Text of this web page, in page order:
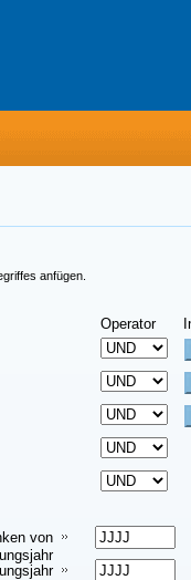
anfügen.
Operator
von